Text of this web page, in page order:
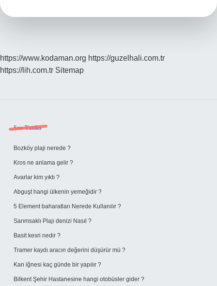
https://www.kodaman.org https://guzelhali.com.tr
https://lih.com.tr Sitemap
Sidebar
Son Yazılar
Bozköy plaji nerede ?
Kros ne anlama gelir ?
Avarlar kim yıktı ?
Abguşt hangi ülkenin yemeğidir ?
5 Element baharatları Nerede Kullanılır ?
Sarımsaklı Plajı denizi Nasıl ?
Basit kesri nedir ?
Tramer kaydı aracın değerini düşürür mü ?
Kan iğnesi kaç günde bir yapılır ?
Bilkent Şehir Hastanesine hangi otobüsler gider ?